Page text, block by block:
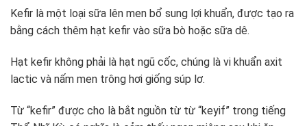
Kefir là một loại sữa lên men bổ sung lợi khuẩn, được tạo ra
bằng cách thêm hạt kefir vào sữa bò hoặc sữa dê.
Hạt kefir không phải là hạt ngũ cốc, chúng là vi khuẩn axit
lactic và nấm men trông hơi giống súp lơ.
Từ “kefir” được cho là bắt nguồn từ từ “keyif” trong tiếng